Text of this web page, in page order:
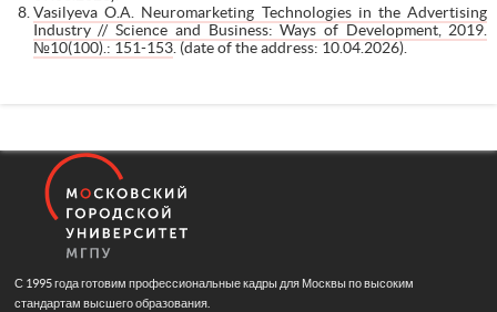
Vasilyeva O.A. Neuromarketing Technologies in the Advertising
Industry // Science and Business: Ways of Development, 2019.
№10(100).: 151-153. (date of the address: 10.04.2026).
С 1995 года готовим профессиональные кадры для Москвы по высоким
стандартам высшего образования.